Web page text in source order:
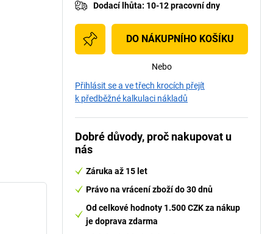
Dodací lhůta: 10-12 pracovní dny
DO NÁKUPNÍHO KOŠÍKU
Nebo
Přihlásit se a ve třech krocích přejít
k předběžné kalkulaci nákladů
Dobré důvody, proč nakupovat u
nás
Záruka až 15 let
Právo na vrácení zboží do 30 dnů
Od celkové hodnoty 1.500 CZK za nákup
je doprava zdarma